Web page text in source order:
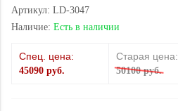
Артикул: LD-3047
Наличие: Есть в наличии
Спец. цена:
45090 руб.
Старая цена:
50100 руб.